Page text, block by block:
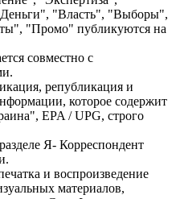
"Власть", "Выборы",
"Промо" публикуются на
совместно с
републикация и
которое содержит
EPA / UPG, строго
Я- Корреспондент
и воспроизведение
материалов,